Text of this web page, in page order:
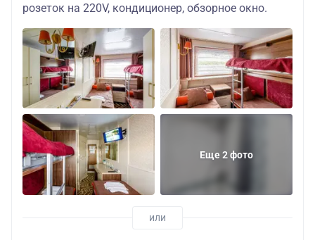
розеток на 220V, кондиционер, обзорное окно.
Еще 2 фото